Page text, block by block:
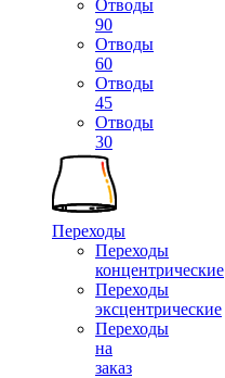
Отводы
90
Отводы
60
Отводы
45
Отводы
30
Переходы
Переходы
концентрические
Переходы
эксцентрические
Переходы
на
заказ